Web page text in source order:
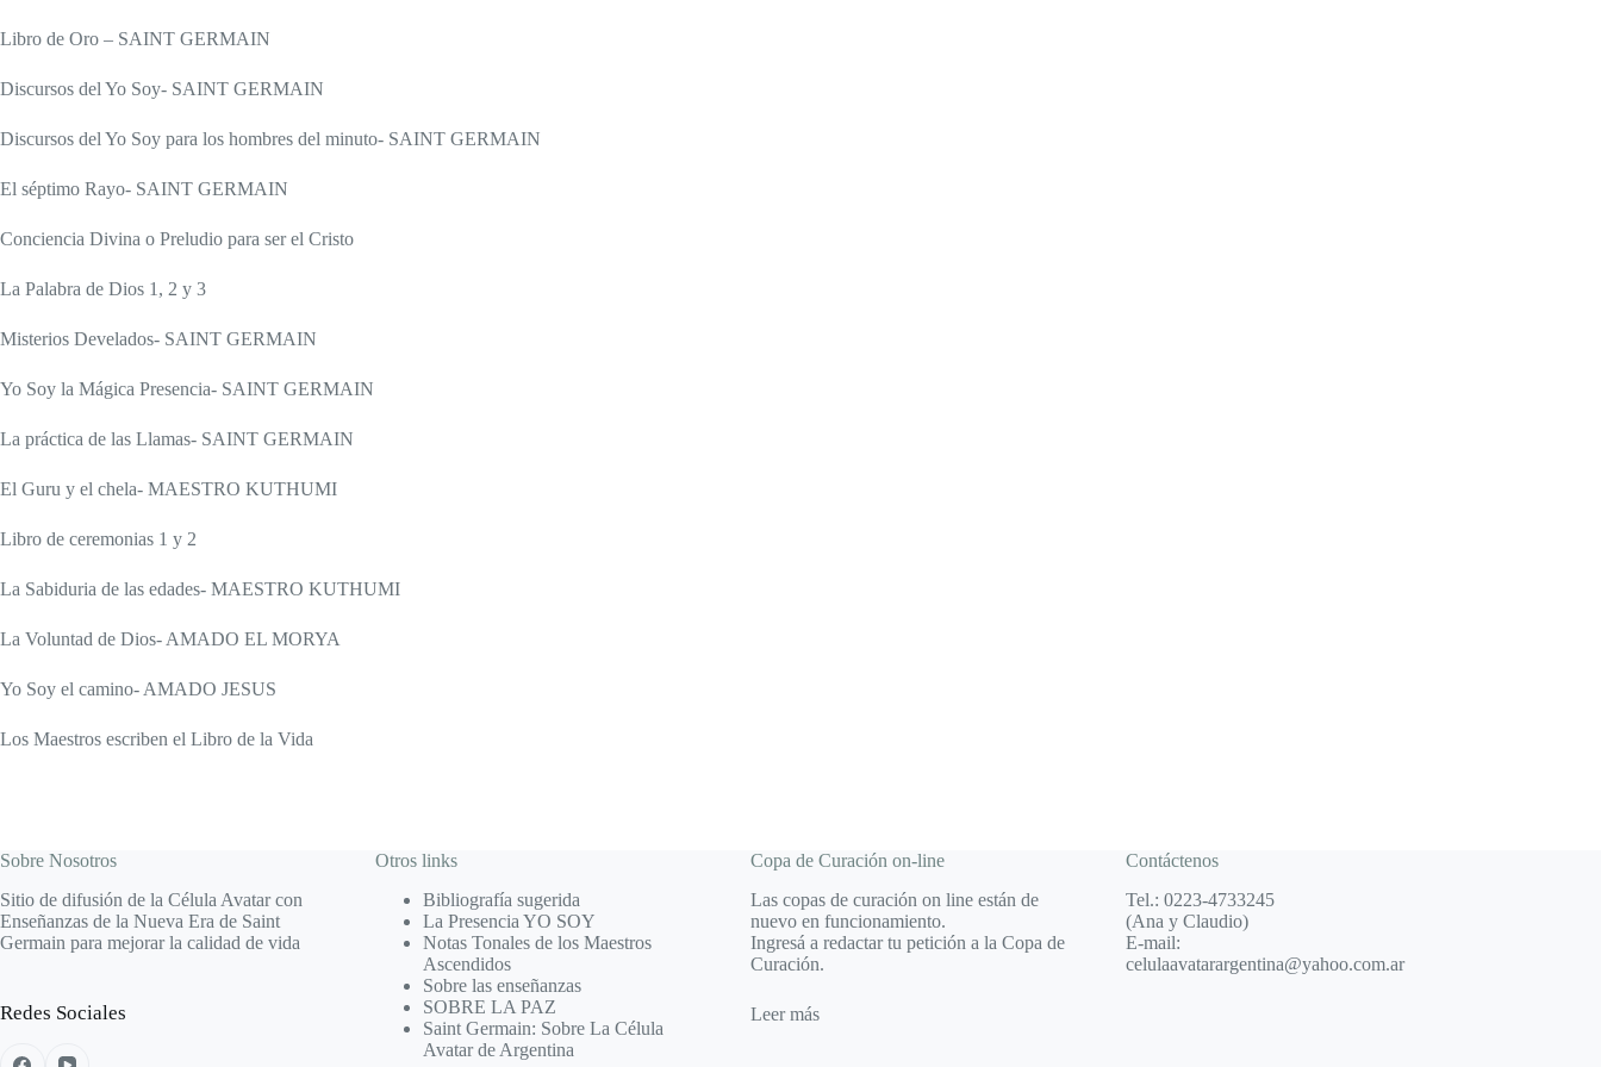
Libro de Oro – SAINT GERMAIN
Discursos del Yo Soy- SAINT GERMAIN
Discursos del Yo Soy para los hombres del minuto- SAINT GERMAIN
El séptimo Rayo- SAINT GERMAIN
Conciencia Divina o Preludio para ser el Cristo
La Palabra de Dios 1, 2 y 3
Misterios Develados- SAINT GERMAIN
Yo Soy la Mágica Presencia- SAINT GERMAIN
La práctica de las Llamas- SAINT GERMAIN
El Guru y el chela- MAESTRO KUTHUMI
Libro de ceremonias 1 y 2
La Sabiduria de las edades- MAESTRO KUTHUMI
La Voluntad de Dios- AMADO EL MORYA
Yo Soy el camino- AMADO JESUS
Los Maestros escriben el Libro de la Vida
Sobre Nosotros
Sitio de difusión de la Célula Avatar con
Enseñanzas de la Nueva Era de Saint
Germain para mejorar la calidad de vida
Redes Sociales
Otros links
Bibliografía sugerida
La Presencia YO SOY
Notas Tonales de los Maestros
Ascendidos
Sobre las enseñanzas
SOBRE LA PAZ
Saint Germain: Sobre La Célula
Avatar de Argentina
Copa de Curación on-line
Las copas de curación on line están de
nuevo en funcionamiento.
Ingresá a redactar tu petición a la Copa de
Curación.
Leer más
Contáctenos
Tel.: 0223-4733245
(Ana y Claudio)
E-mail:
celulaavatarargentina@yahoo.com.ar